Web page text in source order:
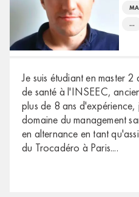
...
Je suis étudiant en master
de santé à l'INSEEC,
plus de 8 ans
domaine du management
en alternance en tant
du Trocadéro à Paris....